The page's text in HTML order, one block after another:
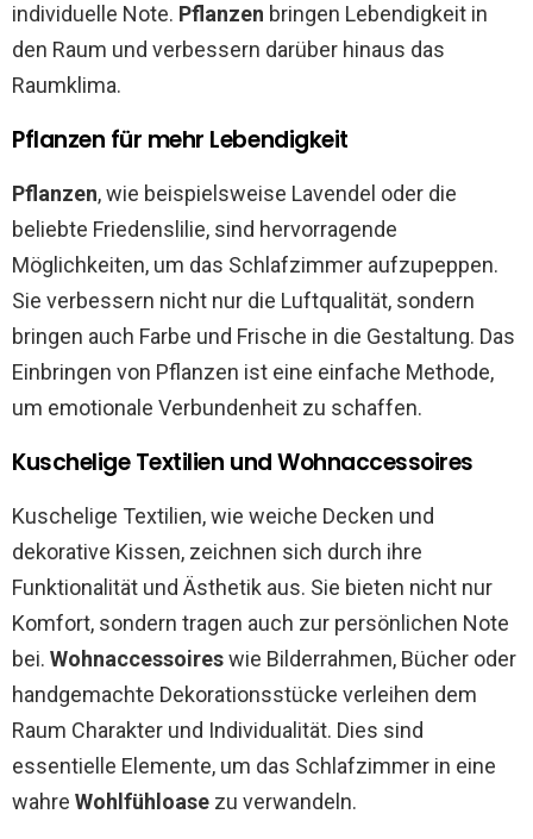
individuelle Note. Pflanzen bringen Lebendigkeit in
den Raum und verbessern darüber hinaus das
Raumklima.
Pflanzen für mehr Lebendigkeit
Pflanzen, wie beispielsweise Lavendel oder die
beliebte Friedenslilie, sind hervorragende
Möglichkeiten, um das Schlafzimmer aufzupeppen.
Sie verbessern nicht nur die Luftqualität, sondern
bringen auch Farbe und Frische in die Gestaltung. Das
Einbringen von Pflanzen ist eine einfache Methode,
um emotionale Verbundenheit zu schaffen.
Kuschelige Textilien und Wohnaccessoires
Kuschelige Textilien, wie weiche Decken und
dekorative Kissen, zeichnen sich durch ihre
Funktionalität und Ästhetik aus. Sie bieten nicht nur
Komfort, sondern tragen auch zur persönlichen Note
bei. Wohnaccessoireswie Bilderrahmen, Bücher oder
handgemachte Dekorationsstücke verleihen dem
Raum Charakter und Individualität. Dies sind
essentielle Elemente, um das Schlafzimmer in eine
wahre Wohlfühloase zu verwandeln.